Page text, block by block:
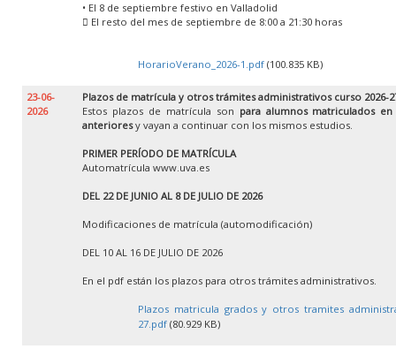
• El 8 de septiembre festivo en Valladolid
 El resto del mes de septiembre de 8:00 a 21:30 horas
HorarioVerano_2026-1.pdf (100.835 KB)
23-06-
2026
Plazos de matrícula y otros trámites administrativos curso 2026-
Estos plazos de matrícula son para alumnos matriculados
anterioresy vayan a continuar con los mismos estudios.
PRIMER PERÍODO DE MATRÍCULA
Automatrícula www.uva.es
DEL 22 DE JUNIO AL 8 DE JULIO DE 2026
Modificaciones de matrícula (automodificación)
DEL 10 AL 16 DE JULIO DE 2026
En el pdf están los plazos para otros trámites administrativos.
Plazos matricula grados y otros tramites
27.pdf (80.929 KB)